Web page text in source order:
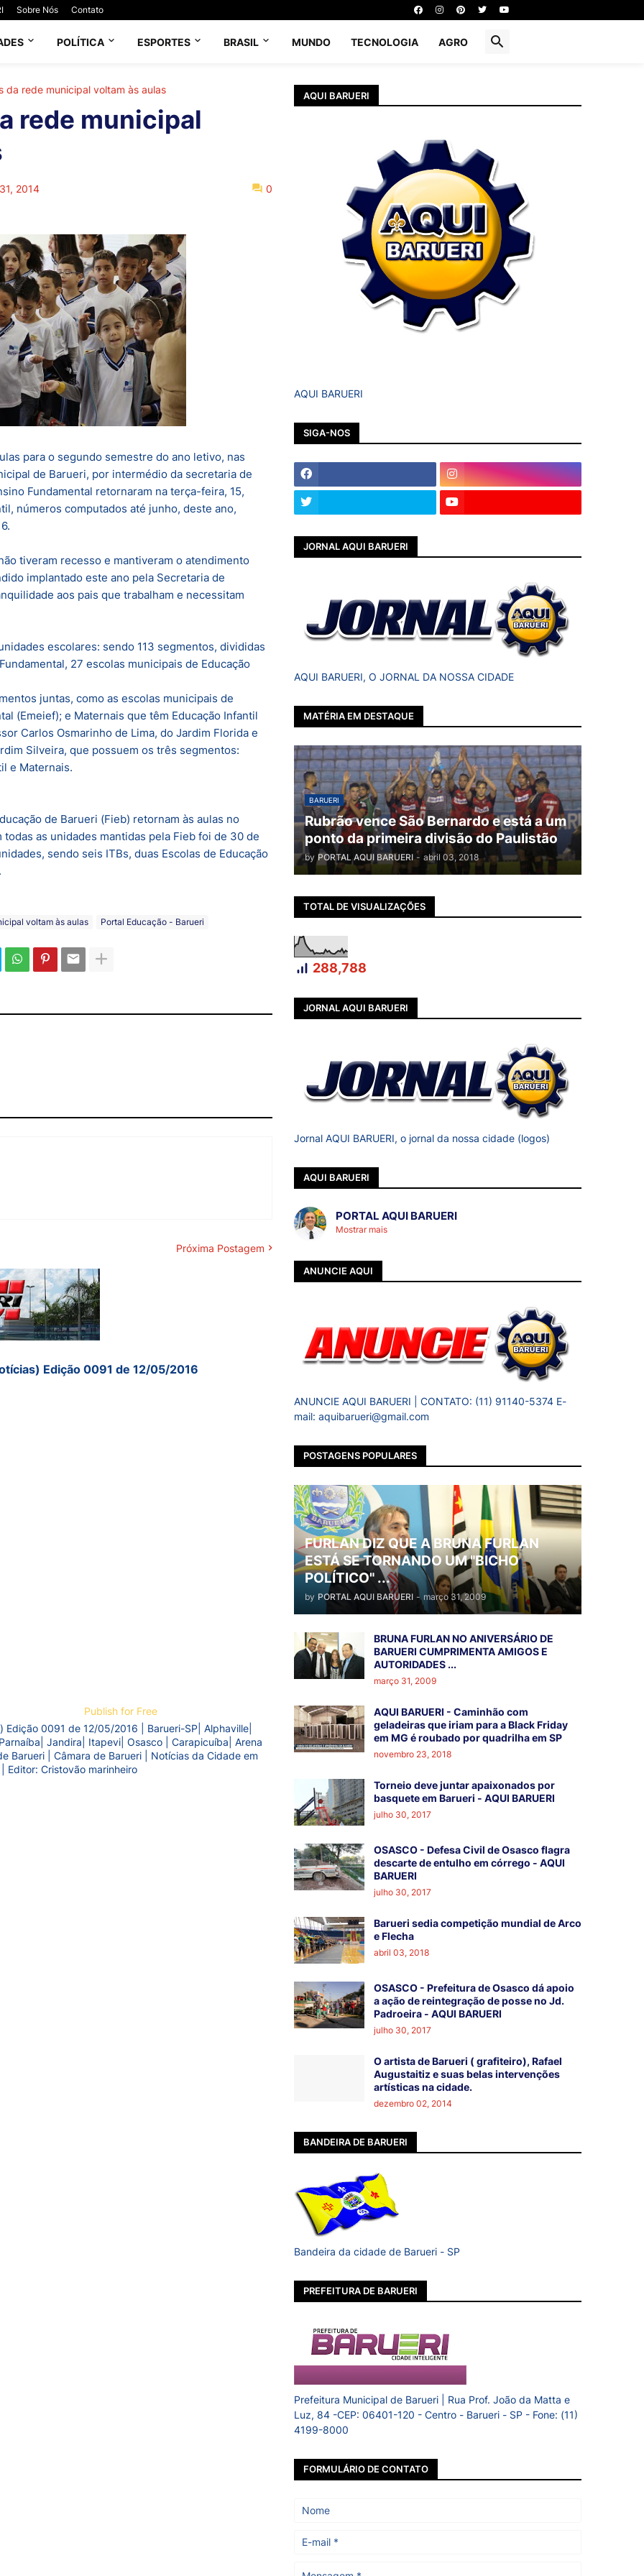
Sobre Nós Contato
POLÍTICA ESPORTES BRASIL MUNDO TECNOLOGIA AGRO
da rede municipal voltam às aulas
rede municipal
2014 0
para o segundo semestre do ano letivo, nas
de Barueri, por intermédio da secretaria de
Fundamental retornaram na terça-feira, 15,
números computados até junho, deste ano,
tiveram recesso e mantiveram o atendimento
implantado este ano pela Secretaria de
aos pais que trabalham e necessitam
escolares: sendo 113 segmentos, divididas
27 escolas municipais de Educação
juntas, como as escolas municipais de
(Emeief); e Maternais que têm Educação Infantil
Carlos Osmarinho de Lima, do Jardim Florida e
Silveira, que possuem os três segmentos:
e Maternais.
de Barueri (Fieb) retornam às aulas no
as unidades mantidas pela Fieb foi de 30 de
sendo seis ITBs, duas Escolas de Educação
voltam às aulas Portal Educação - Barueri
Próxima Postagem
Edição 0091 de 12/05/2016
Publish for Free
Edição 0091 de 12/05/2016 | Barueri-SP| Alphaville|
Jandira| Itapevi| Osasco | Carapicuíba| Arena
Barueri | Câmara de Barueri | Notícias da Cidade em
Editor: Cristovão marinheiro
AQUI BARUERI
AQUI BARUERI
SIGA-NOS
JORNAL AQUI BARUERI
AQUI BARUERI, O JORNAL DA NOSSA CIDADE
MATÉRIA EM DESTAQUE
BARUERI
Rubrão vence São Bernardo e está a um
ponto da primeira divisão do Paulistão
by PORTAL AQUI BARUERI - abril 03, 2018
TOTAL DE VISUALIZAÇÕES
288,788
JORNAL AQUI BARUERI
Jornal AQUI BARUERI, o jornal da nossa cidade (logos)
AQUI BARUERI
PORTAL AQUI BARUERI
Mostrar mais
ANUNCIE AQUI
ANUNCIE AQUI BARUERI | CONTATO: (11) 91140-5374 E-
mail: aquibarueri@gmail.com
POSTAGENS POPULARES
FURLAN DIZ QUE A BRUNA FURLAN
ESTÁ SE TORNANDO UM "BICHO
POLÍTICO" ...
by PORTAL AQUI BARUERI - março 31, 2009
BRUNA FURLAN NO ANIVERSÁRIO DE
BARUERI CUMPRIMENTA AMIGOS E
AUTORIDADES ...
março 31, 2009
AQUI BARUERI - Caminhão com
geladeiras que iriam para a Black Friday
em MG é roubado por quadrilha em SP
novembro 23, 2018
Torneio deve juntar apaixonados por
basquete em Barueri - AQUI BARUERI
julho 30, 2017
OSASCO - Defesa Civil de Osasco flagra
descarte de entulho em córrego - AQUI
BARUERI
julho 30, 2017
Barueri sedia competição mundial de Arco
e Flecha
abril 03, 2018
OSASCO - Prefeitura de Osasco dá apoio
a ação de reintegração de posse no Jd.
Padroeira - AQUI BARUERI
julho 30, 2017
O artista de Barueri ( grafiteiro), Rafael
Augustaitiz e suas belas intervenções
artísticas na cidade.
dezembro 02, 2014
BANDEIRA DE BARUERI
Bandeira da cidade de Barueri - SP
PREFEITURA DE BARUERI
Prefeitura Municipal de Barueri | Rua Prof. João da Matta e
Luz, 84 -CEP: 06401-120 - Centro - Barueri - SP - Fone: (11)
4199-8000
FORMULÁRIO DE CONTATO